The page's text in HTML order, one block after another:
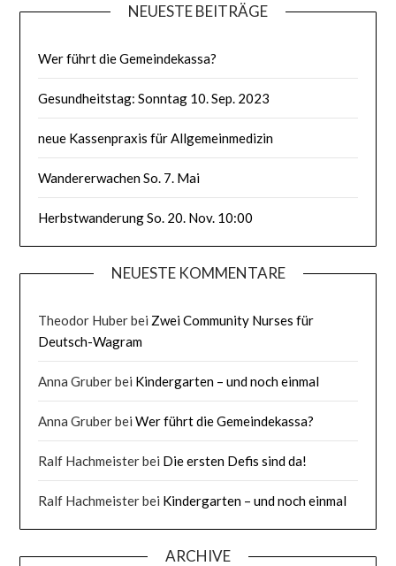
NEUESTE BEITRÄGE
Wer führt die Gemeindekassa?
Gesundheitstag: Sonntag 10. Sep. 2023
neue Kassenpraxis für Allgemeinmedizin
Wandererwachen So. 7. Mai
Herbstwanderung So. 20. Nov. 10:00
NEUESTE KOMMENTARE
Theodor Huberbei Zwei Community Nurses für
Deutsch-Wagram
Anna Gruberbei Kindergarten – und noch einmal
Anna GruberbeiWer führt die Gemeindekassa?
Ralf Hachmeisterbei Die ersten Defis sind da!
Ralf Hachmeisterbei Kindergarten – und noch einmal
ARCHIVE